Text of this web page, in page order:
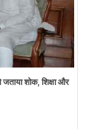
जताया शोक, शिक्षा और